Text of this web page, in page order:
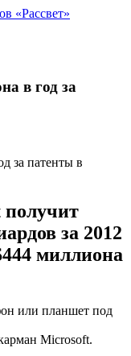
«Рассвет»
в год за
за 2012
миллиона
или планшет под
Microsoft.